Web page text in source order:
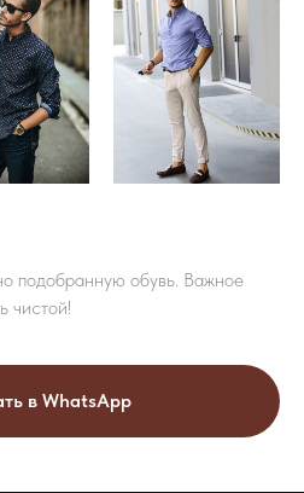
подобранную обувь. Важное
чистой!
в WhatsApp